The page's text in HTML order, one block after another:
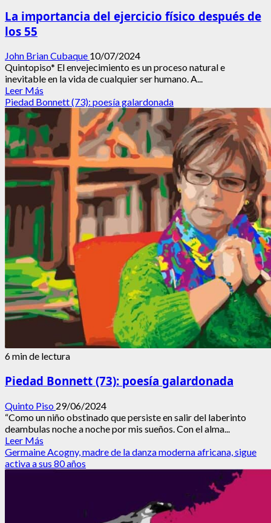
La importancia del ejercicio físico después de
los 55
John Brian Cubaque 10/07/2024
Quintopiso* El envejecimiento es un proceso natural e
inevitable en la vida de cualquier ser humano. A...
Leer Más
más
acerca
de
La
importancia
del
ejercicio
físico
después
de
los
55
Piedad Bonnett (73): poesía galardonada
6 min de lectura
Piedad Bonnett (73): poesía galardonada
Quinto Piso 29/06/2024
“Como un niño obstinado que persiste en salir del laberinto
deambulas noche a noche por mis sueños. Con el alma...
Leer Más
más
acerca
Germaine Acogny, madre de la danza moderna africana, sigue
activa a sus 80 años